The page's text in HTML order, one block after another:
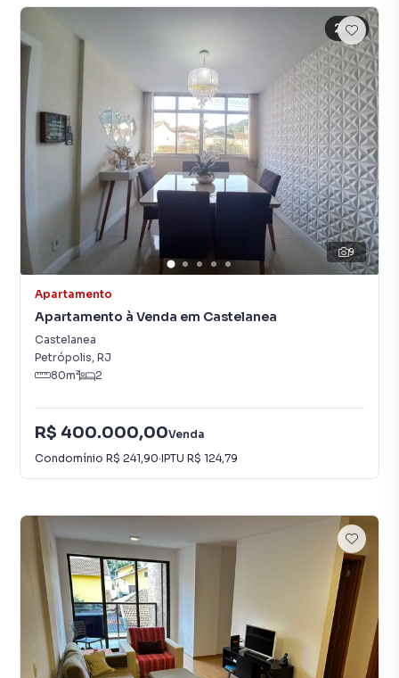
9
Apartamento
Apartamento à Venda em Castelanea
Castelanea
Petrópolis, RJ
80m² 2
R$ 400.000,00Venda
Condomínio R$ 241,90·IPTU R$ 124,79